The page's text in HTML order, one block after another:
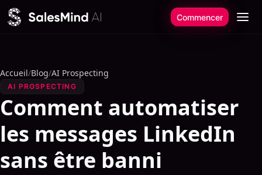
Aller au contenu
Commencer
Accueil/Blog/AI Prospecting
AI PROSPECTING
Comment automatiser
les messages LinkedIn
sans être banni